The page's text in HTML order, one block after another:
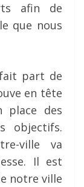
afin de
que nous
part de
en tête
des
objectifs.
ville va
Il est
notre ville